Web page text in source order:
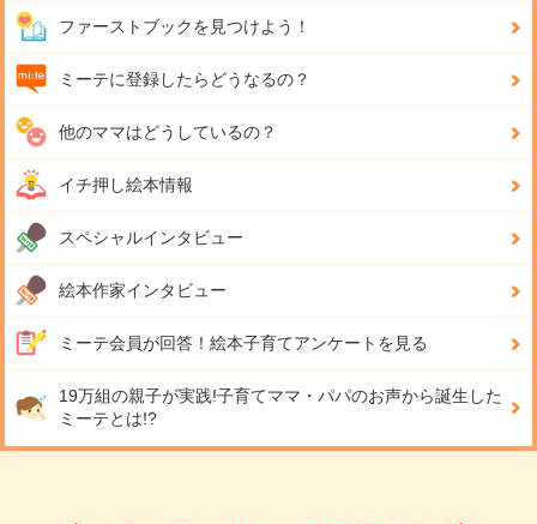
ファーストブックを見つけよう！
ミーテに登録したらどうなるの？
他のママはどうしているの？
イチ押し絵本情報
スペシャルインタビュー
絵本作家インタビュー
ミーテ会員が回答！ 絵本子育てアンケートを見る
19万組の親子が実践!子育てママ・パパのお声から誕生した
ミーテとは!?